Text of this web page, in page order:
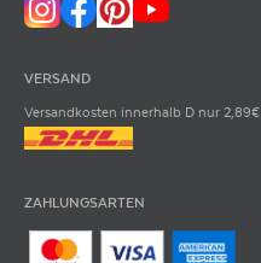
VERSAND
Versandkosten innerhalb D nur 2,89€
ZAHLUNGSARTEN